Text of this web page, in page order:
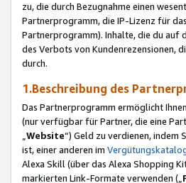
zu, die durch Bezugnahme einen
Partnerprogramm, die IP-Lizenz für
Partnerprogramm). Inhalte, die du auf
des Verbots von Kundenrezensionen,
durch.
1.Beschreibung des
Das Partnerprogramm ermöglicht
(nur verfügbar für Partner, die eine
Website“) Geld zu verdienen, indem
ist, einer anderen im
Alexa Skill (über das Alexa Shopping
markierten Link-Formate verwenden („